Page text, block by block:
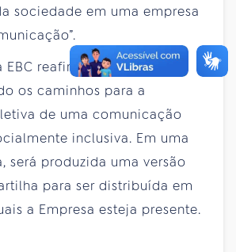
sociedade em uma empresa
reafirma seu caráter
os caminhos para a
de uma comunicação
inclusiva. Em uma
será produzida uma versão
para ser distribuída em
a Empresa esteja presente.